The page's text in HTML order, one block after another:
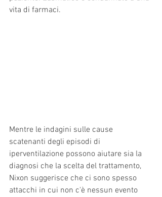
vita di farmaci.
Mentre le indagini sulle cause
scatenanti degli episodi di
iperventilazione possono aiutare sia la
diagnosi che la scelta del trattamento,
Nixon suggerisce che ci sono spesso
attacchi in cui non c'è nessun evento